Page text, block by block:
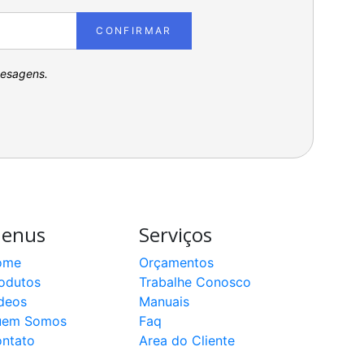
CONFIRMAR
Somos
Serviços
Orçamentos
Trabalhe Conosco
Manuais
Faq
Area do Cliente